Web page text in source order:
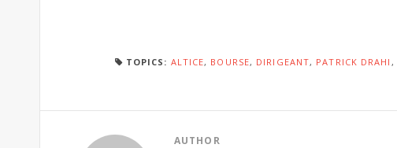
TOPICS: ALTICE, BOURSE, DIRIGEANT, PATRICK DRAHI ,
AUTHOR